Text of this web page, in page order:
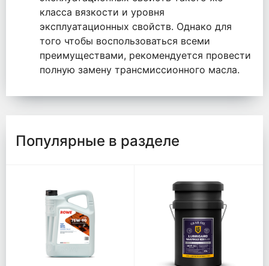
класса вязкости и уровня
эксплуатационных свойств. Однако для
того чтобы воспользоваться всеми
преимуществами, рекомендуется провести
полную замену трансмиссионного масла.
Популярные в разделе